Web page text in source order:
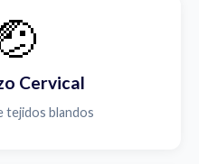
Cervical
tejidos blandos